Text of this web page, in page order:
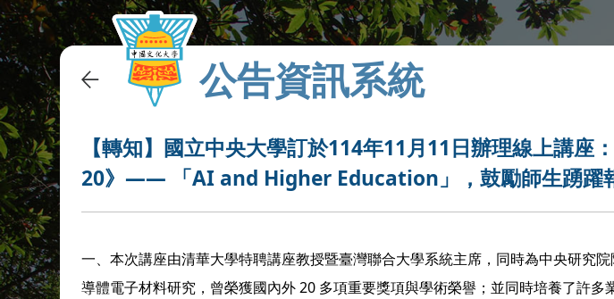
公告資訊系統
【轉知】國立中央大學訂於114年11月11日辦理線上講座
20》—— 「AI and Higher Education」，鼓勵師生踴躍
一、本次講座由清華大學特聘講座教授暨臺灣聯合大學系統主席，同時為中央研究
導體電子材料研究，曾榮獲國內外 20 多項重要獎項與學術榮譽；並同時培養了許